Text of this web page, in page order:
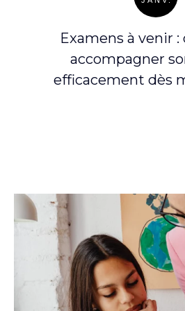
Examens à venir
accompagner
efficacement dès